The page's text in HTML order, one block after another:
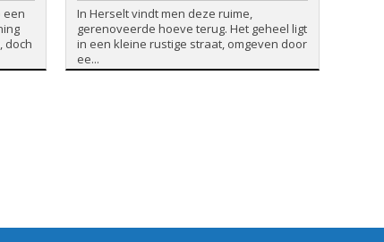
een
doch
In Herselt vindt men deze ruime,
gerenoveerde hoeve terug. Het geheel ligt
in een kleine rustige straat, omgeven door
ee...